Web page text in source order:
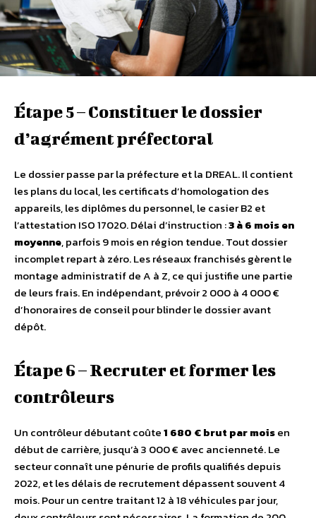
Étape 5 – Constituer le dossier
d’agrément préfectoral
Le dossier passe par la préfecture et la DREAL. Il contient
les plans du local, les certificats d’homologation des
appareils, les diplômes du personnel, le casier B2 et
l’attestation ISO 17020. Délai d’instruction :3 à 6 mois en
moyenne, parfois 9 mois en région tendue. Tout dossier
incomplet repart à zéro. Les réseaux franchisés gèrent le
montage administratif de A à Z, ce qui justifie une partie
de leurs frais. En indépendant, prévoir 2 000 à 4 000 €
d’honoraires de conseil pour blinder le dossier avant
dépôt.
Étape 6 – Recruter et former les
contrôleurs
Un contrôleur débutant coûte1 680 € brut par moisen
début de carrière, jusqu’à 3 000 € avec ancienneté. Le
secteur connaît une pénurie de profils qualifiés depuis
2022, et les délais de recrutement dépassent souvent 4
mois. Pour un centre traitant 12 à 18 véhicules par jour,